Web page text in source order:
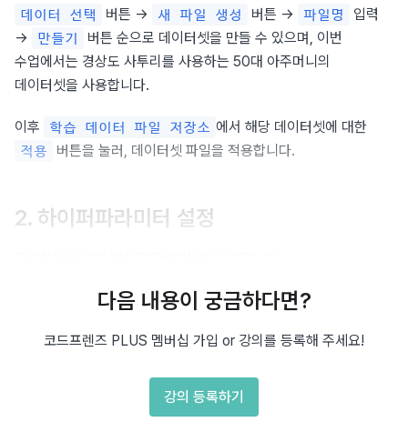
데이터 선택 버튼 → 새 파일 생성 버튼 → 파일명
입력
→
만들기
버튼 순으로 데이터셋을 만들 수 있으며, 이번
수업에서는 경상도 사투리를 사용하는 50대 아주머니의
데이터셋을 사용합니다.
이후 학습 데이터 파일 저장소
적용 버튼을 눌러, 데이터셋 파일을 적용합니다.
2. 하이퍼파라미터 설정
학습률 , 에폭 수 를 설정할 수 있으며, 이는
3. 파인튜닝 시작하기
다음 내용이 궁금하다면?
코드프렌즈 PLUS 멤버십 가입 or 강의를 등록해 주세요!
강의 등록하기